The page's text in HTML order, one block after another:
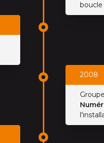
boucle
2008